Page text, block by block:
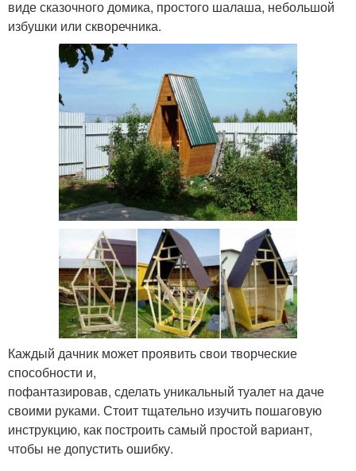
виде сказочного домика, простого шалаша, небольшой
избушки или скворечника.
Каждый дачник может проявить свои творческие
способности и,
пофантазировав, сделать уникальный туалет на даче
своими руками. Стоит тщательно изучить пошаговую
инструкцию, как построить самый простой вариант,
чтобы не допустить ошибку.